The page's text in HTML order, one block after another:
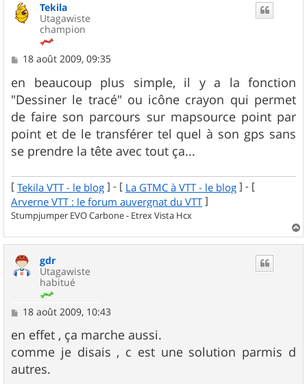
Tekila
Utagawiste
champion
M
s
s
a
g
e
18 août 2009, 09:35
en beaucoup plus simple, il y a la fonction
"Dessiner le tracé" ou icône crayon qui permet
de faire son parcours sur mapsource point par
point et de le transférer tel quel à son gps sans
se prendre la tête avec tout ça...
[ Tekila VTT - le blog ] - [ La GTMC à VTT - le blog ] - [
Arverne VTT : le forum auvergnat du VTT ]
Stumpjumper EVO Carbone - Etrex Vista Hcx
a
gdr
Utagawiste
habitué
M
s
s
a
g
e
18 août 2009, 10:43
en effet , ça marche aussi.
comme je disais , c est une solution parmis d
autres.